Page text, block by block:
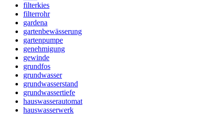
filterkies
filterrohr
gardena
gartenbewässerung
gartenpumpe
genehmigung
gewinde
grundfos
grundwasser
grundwasserstand
grundwassertiefe
hauswasserautomat
hauswasserwerk